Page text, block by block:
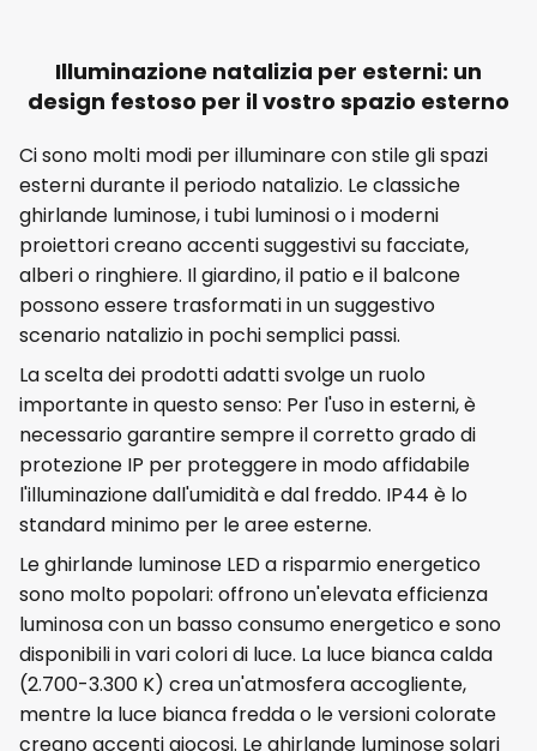
Illuminazione natalizia per esterni: un
design festoso per il vostro spazio esterno
Ci sono molti modi per illuminare con stile gli spazi
esterni durante il periodo natalizio. Le classiche
ghirlande luminose, i tubi luminosi o i moderni
proiettori creano accenti suggestivi su facciate,
alberi o ringhiere. Il giardino, il patio e il balcone
possono essere trasformati in un suggestivo
scenario natalizio in pochi semplici passi.
La scelta dei prodotti adatti svolge un ruolo
importante in questo senso: Per l'uso in esterni, è
necessario garantire sempre il corretto grado di
protezione IP per proteggere in modo affidabile
l'illuminazione dall'umidità e dal freddo. IP44 è lo
standard minimo per le aree esterne.
Le ghirlande luminose LED a risparmio energetico
sono molto popolari: offrono un'elevata efficienza
luminosa con un basso consumo energetico e sono
disponibili in vari colori di luce. La luce bianca calda
(2.700-3.300 K) crea un'atmosfera accogliente,
mentre la luce bianca fredda o le versioni colorate
creano accenti giocosi. Le ghirlande luminose solari